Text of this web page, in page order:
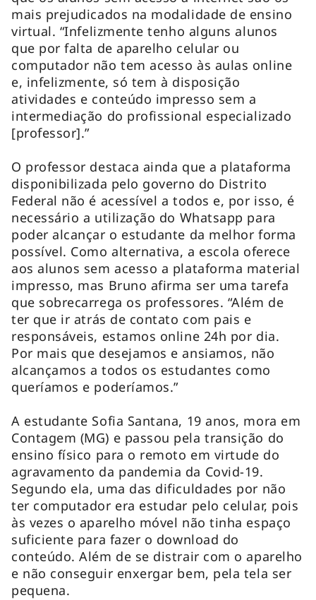
mais prejudicados na modalidade de ensino
virtual. “Infelizmente tenho alguns alunos
que por falta de aparelho celular ou
computador não tem acesso às aulas online
e, infelizmente, só tem à disposição
atividades e conteúdo impresso sem a
intermediação do profissional especializado
[professor].”
O professor destaca ainda que a plataforma
disponibilizada pelo governo do Distrito
Federal não é acessível a todos e, por isso, é
necessário a utilização do Whatsapp para
poder alcançar o estudante da melhor forma
possível. Como alternativa, a escola oferece
aos alunos sem acesso a plataforma material
impresso, mas Bruno afirma ser uma tarefa
que sobrecarrega os professores. “Além de
ter que ir atrás de contato com pais e
responsáveis, estamos online 24h por dia.
Por mais que desejamos e ansiamos, não
alcançamos a todos os estudantes como
queríamos e poderíamos.”
A estudante Sofia Santana, 19 anos, mora em
Contagem (MG) e passou pela transição do
ensino físico para o remoto em virtude do
agravamento da pandemia da Covid-19.
Segundo ela, uma das dificuldades por não
ter computador era estudar pelo celular, pois
às vezes o aparelho móvel não tinha espaço
suficiente para fazer o download do
conteúdo. Além de se distrair com o aparelho
e não conseguir enxergar bem, pela tela ser
pequena.